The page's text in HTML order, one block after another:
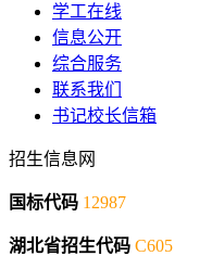
学工在线
信息公开
综合服务
联系我们
书记校长信箱
招生信息网
国标代码 12987
湖北省招生代码 C605